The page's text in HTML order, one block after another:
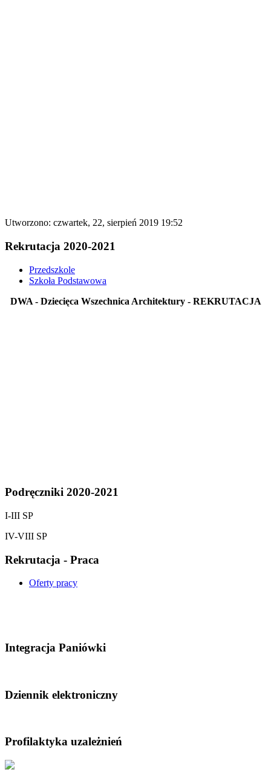
Utworzono: czwartek, 22, sierpień 2019 19:52
Rekrutacja 2020-2021
Przedszkole
Szkoła Podstawowa
DWA - Dziecięca Wszechnica Architektury - REKRUTACJA
Podręczniki 2020-2021
I-III SP
IV-VIII SP
Rekrutacja - Praca
Oferty pracy
Integracja Paniówki
Dziennik elektroniczny
Profilaktyka uzależnień